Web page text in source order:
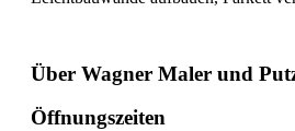
Über Wagner Maler und
Öffnungszeiten